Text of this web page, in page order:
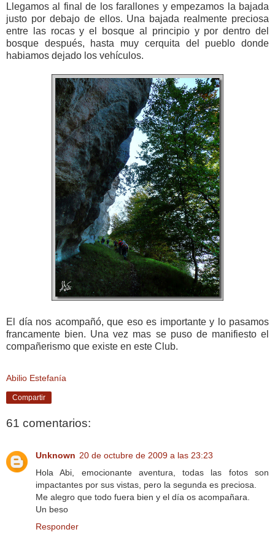
Llegamos al final de los farallones y empezamos la bajada
justo por debajo de ellos. Una bajada realmente preciosa
entre las rocas y el bosque al principio y por dentro del
bosque después, hasta muy cerquita del pueblo donde
habiamos dejado los vehículos.
El día nos acompañó, que eso es importante y lo pasamos
francamente bien. Una vez mas se puso de manifiesto el
compañerismo que existe en este Club.
Abilio Estefanía
Compartir
61 comentarios:
Unknown 20 de octubre de 2009 a las 23:23
Hola Abi, emocionante aventura, todas las fotos son
impactantes por sus vistas, pero la segunda es preciosa.
Me alegro que todo fuera bien y el día os acompañara.
Un beso
Responder